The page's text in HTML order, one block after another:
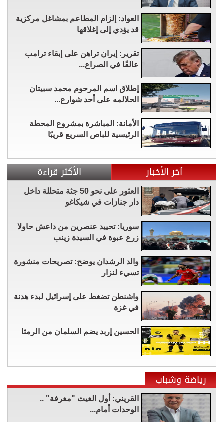
العواد: إلزام المطاعم بمشاغل مركزية
قد يؤدي إلى إغلاقها
تقرير: إيران تراهن على إبقاء ترامب
عالقًا في الصراع...
إطلاق اسم المرحوم محمد سبيتان
الحلالمه على أحد شوارع...
الأمانة: المباشرة بمشروع المحطة
الرئيسية للباص السريع قريبًا
آخر الأخبار الأكثر قراءة
العثور على نحو 50 جثة متحللة داخل
دار جنازات في شيكاغو
سوريا: تحييد عنصرين من داعش حاولا
زرع عبوة في السيدة زينب
والد الرشدان يوضح: تصريحات منشورة
تسيء لنزار
واشنطن تضغط على إسرائيل لبدء هدنة
في غزة
الحسين إربد يضم السلمان من الرمثا
رياضة وشباب
القريني: أول الغيث "مغرفة" ..
الوحدات أمام...